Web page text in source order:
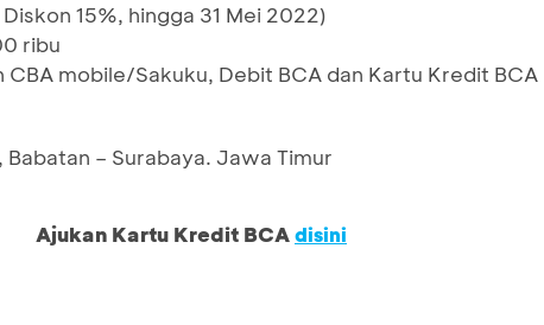
Diskon 15%, hingga 31 Mei 2022)
ribu
CBA mobile/Sakuku, Debit BCA dan Kartu Kredit BCA
– Surabaya. Jawa Timur
Ajukan Kartu Kredit BCAdisini